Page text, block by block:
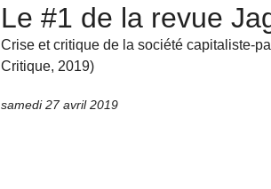
Le #1 de la revue
Crise et critique de la société capitaliste-
Critique, 2019)
samedi 27 avril 2019